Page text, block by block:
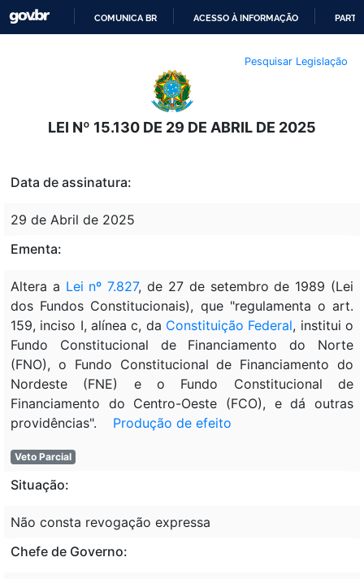
O
CONTEÚDO
COMUNICA BR ACESSO À INFORMAÇÃO
Pesquisar Legislação
LEI Nº 15.130 DE 29 DE ABRIL DE 2025
Data de assinatura:
29 de Abril de 2025
Ementa:
Altera a Lei nº 7.827, de 27 de setembro de 1989 (Lei
dos Fundos Constitucionais), que "regulamenta o art.
159, inciso I, alínea c, da Constituição Federal, institui o
Fundo Constitucional de Financiamento do Norte
(FNO), o Fundo Constitucional de Financiamento do
Nordeste (FNE) e o Fundo Constitucional de
Financiamento do Centro-Oeste (FCO), e dá outras
providências". Produção de efeito
Veto Parcial
Situação:
Não consta revogação expressa
Chefe de Governo: